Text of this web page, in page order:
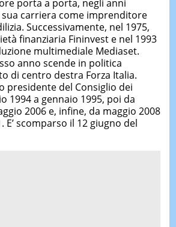
porta a porta, negli anni
sua carriera come imprenditore
Successivamente, nel 1975,
finanziaria Fininvest e nel 1993
multimediale Mediaset.
anno scende in politica
di centro destra Forza Italia.
presidente del Consiglio dei
1994 a gennaio 1995, poi da
2006 e, infine, da maggio 2008
E’ scomparso il 12 giugno del